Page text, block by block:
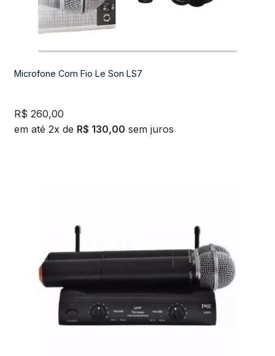
Microfone Com Fio Le Son LS7
R$ 260,00
em até 2x de R$ 130,00 sem juros